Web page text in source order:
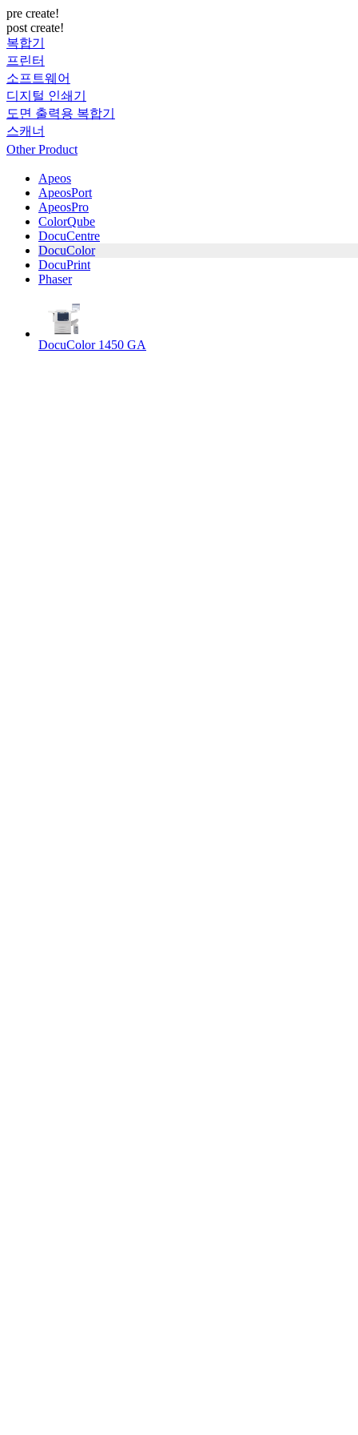
pre create!
post create!
복합기
프린터
소프트웨어
디지털 인쇄기
도면 출력용 복합기
스캐너
Other Product
Apeos
ApeosPort
ApeosPro
ColorQube
DocuCentre
DocuColor
DocuPrint
Phaser
DocuColor 1450 GA